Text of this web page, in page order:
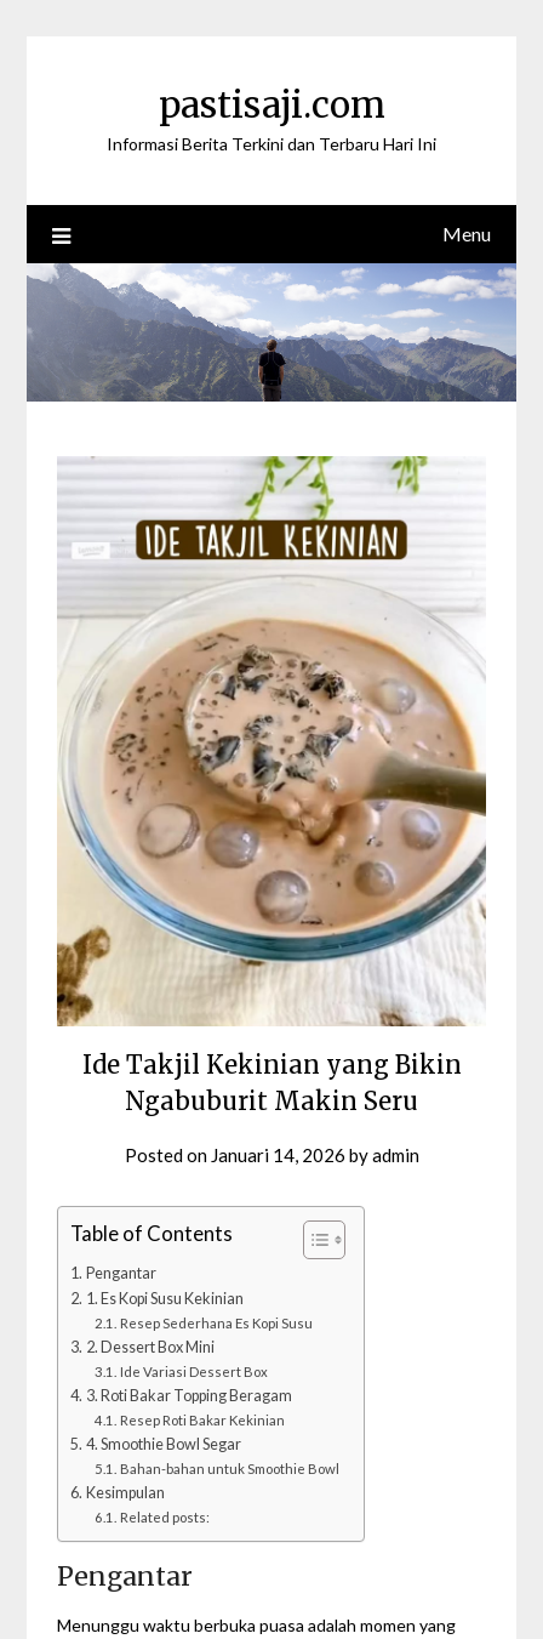
pastisaji.com
Informasi Berita Terkini dan Terbaru Hari Ini
Menu
Ide Takjil Kekinian yang Bikin
Ngabuburit Makin Seru
Posted on Januari 14, 2026 byadmin
Table of Contents
Pengantar
1. Es Kopi Susu Kekinian
Resep Sederhana Es Kopi Susu
2. Dessert Box Mini
Ide Variasi Dessert Box
3. Roti Bakar Topping Beragam
Resep Roti Bakar Kekinian
4. Smoothie Bowl Segar
Bahan-bahan untuk Smoothie Bowl
Kesimpulan
Related posts:
Pengantar
Menunggu waktu berbuka puasa adalah momen yang